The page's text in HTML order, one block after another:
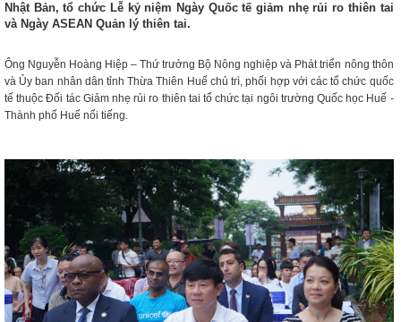
Nhật Bản, tổ chức Lễ kỷ niệm Ngày Quốc tế giảm nhẹ rủi ro thiên tai
và Ngày ASEAN Quản lý thiên tai.
Ông Nguyễn Hoàng Hiệp – Thứ trưởng Bộ Nông nghiệp và Phát triển nông thôn
và Ủy ban nhân dân tỉnh Thừa Thiên Huế chủ trì, phối hợp với các tổ chức quốc
tế thuộc Đối tác Giảm nhẹ rủi ro thiên tai tổ chức tại ngôi trường Quốc học Huế -
Thành phố Huế nổi tiếng.